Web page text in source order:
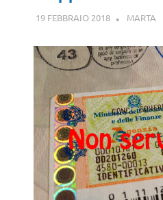
19 FEBBRAIO 2018 MARTA